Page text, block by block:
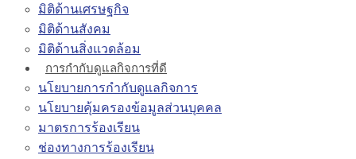
มิติด้านเศรษฐกิจ
มิติด้านสังคม
มิติด้านสิ่งแวดล้อม
การกำกับดูแลกิจการที่ดี
นโยบายการกำกับดูแลกิจการ
นโยบายคุ้มครองข้อมูลส่วนบุคคล
มาตรการร้องเรียน
ช่องทางการร้องเรียน